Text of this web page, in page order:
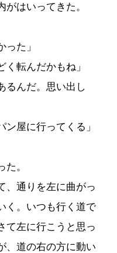
はいってきた。
った」
く転んだかもね」
るんだ。思い出し
ン屋に行ってくる」
。
、通りを左に曲がっ
く。いつも行く道で
て左に行こうと思っ
、道の右の方に動い